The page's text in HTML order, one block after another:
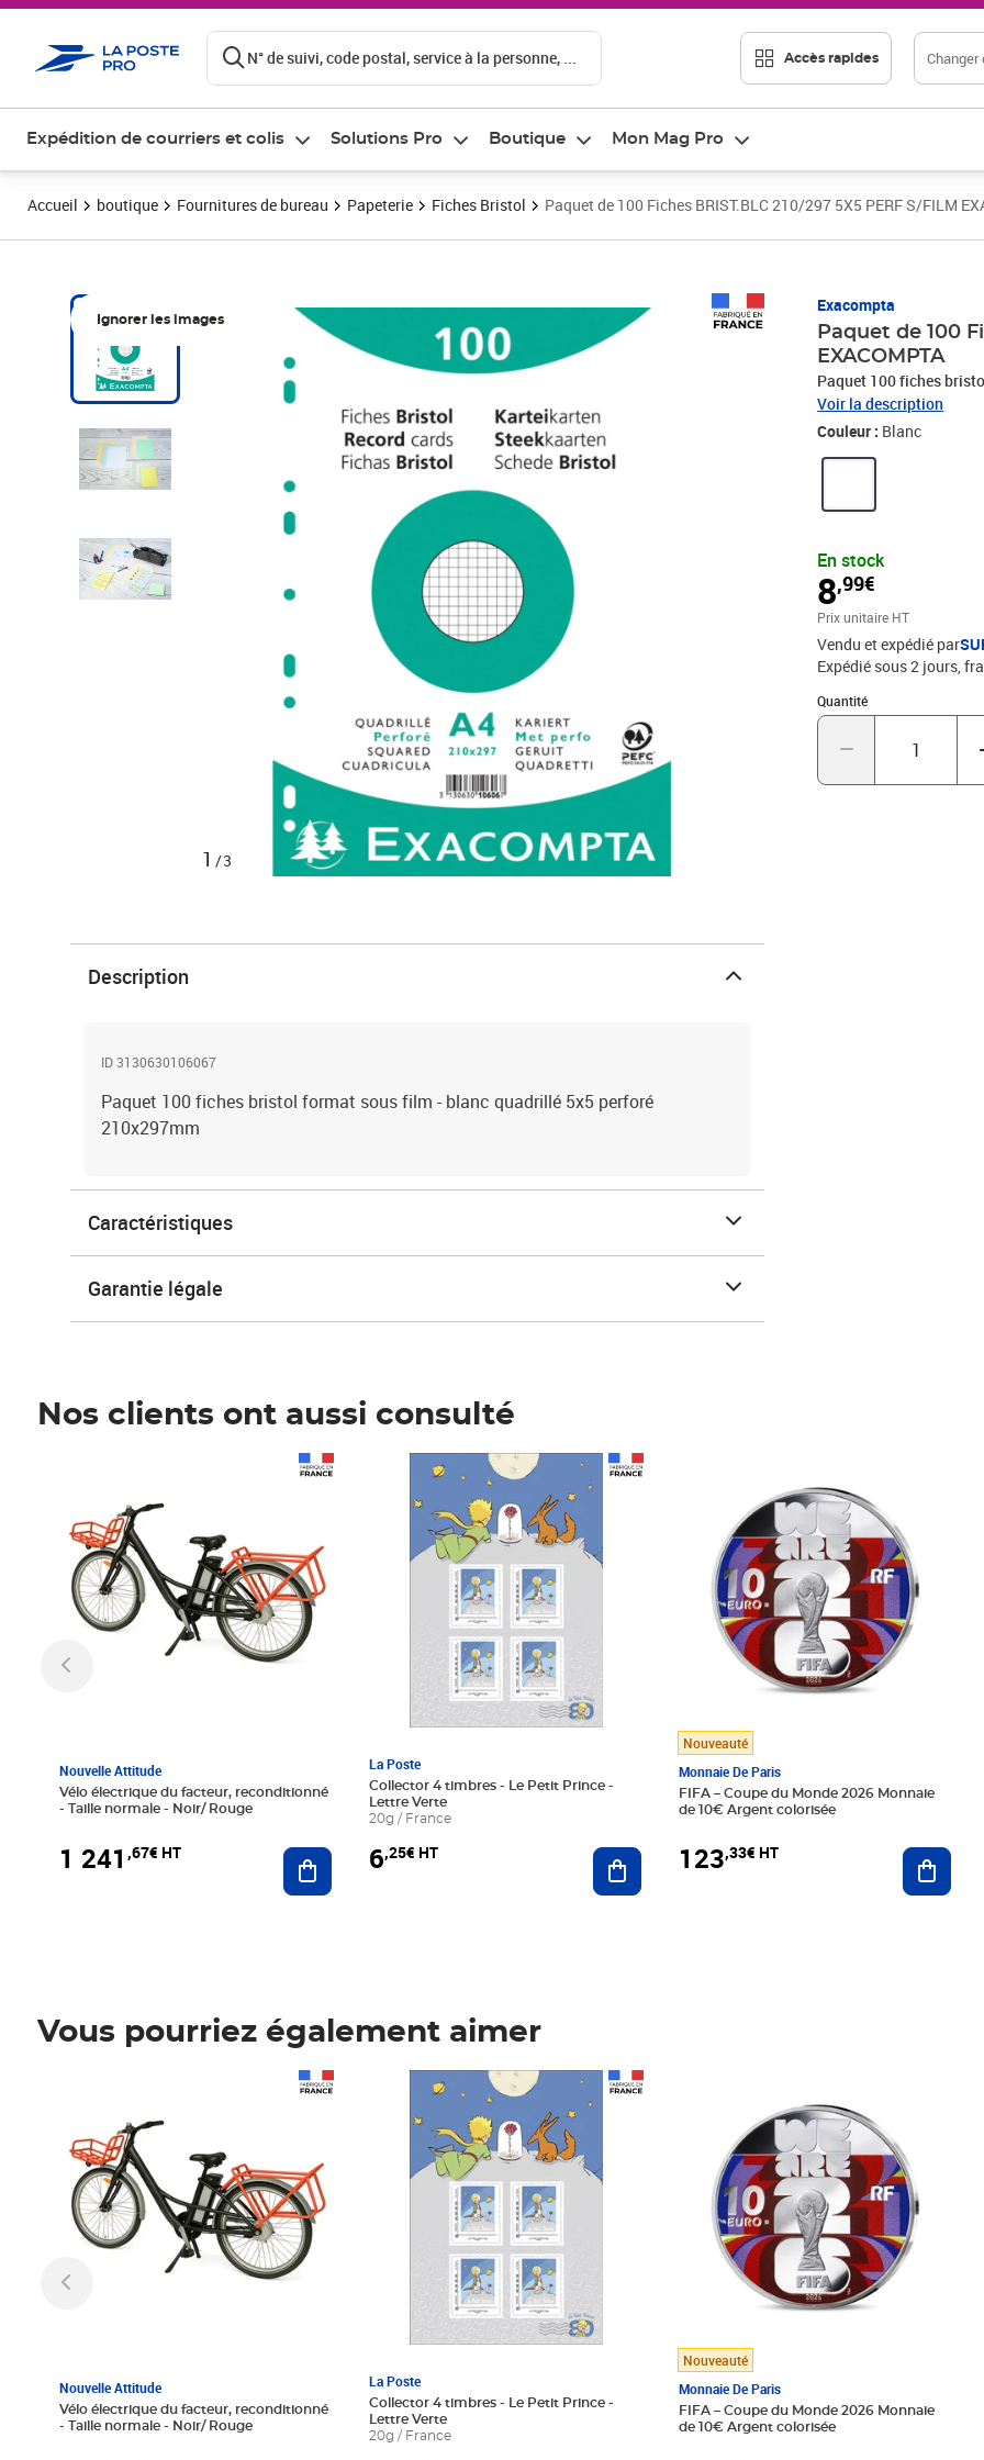
N° de suivi, code postal, service à la personne, ... Accès rapides Changer
Expédition de courriers et colis Solutions Pro Boutique Mon Mag Pro
Accueil boutique Fournitures de bureau Papeterie Fiches Bristol Paquet de 100 Fiches BRIST.BLC 210/297 5X5 PERF S/FILM
Ignorer les images
1 /3
Exacompta
Paquet de 100
EXACOMPTA
Paquet 100 fiches
Voir la description
Couleur : Blanc
En stock
8,99€
Prix 8,99€
Prix unitaire HT
Vendu et expédié par
Expédié sous 2 jours,
Quantité
Quantité : 1
Description
ID 3130630106067
Paquet 100 fiches bristol format sous film - blanc quadrillé 5x5 perforé
210x297mm
Caractéristiques
Garantie légale
Nos clients ont aussi consulté
Nouvelle Attitude
Vélo électrique du facteur, reconditionné
- Taille normale - Noir/ Rouge
1 241 ,67€ HT Ajouter au panier
La Poste
Collector 4 timbres - Le Petit Prince -
Lettre Verte
20g / France
6,25€ HT
Prix 6,25€ HT
Ajouter au panier
Nouveauté
Monnaie De Paris
FIFA – Coupe du Monde 2026 Monnaie
de 10€ Argent colorisée
123,33€ HT
Vous pourriez également aimer
Nouvelle Attitude
Vélo électrique du facteur, reconditionné
- Taille normale - Noir/ Rouge
La Poste
Collector 4 timbres - Le Petit Prince -
Lettre Verte
20g / France
Prix 6,25€ HT
Nouveauté
Monnaie De Paris
FIFA – Coupe du Monde 2026 Monnaie
de 10€ Argent colorisée